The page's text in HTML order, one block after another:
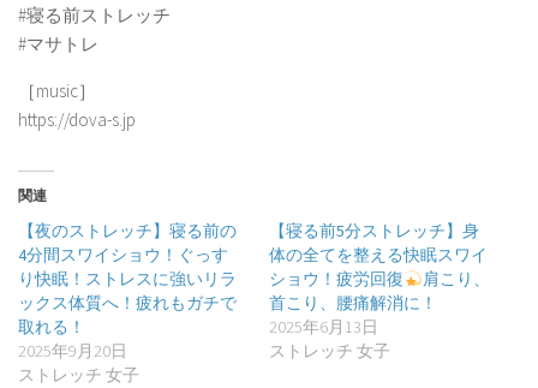
#寝る前ストレッチ
#マサトレ
［music］
https://dova-s.jp
関連
【夜のストレッチ】寝る前の
4分間スワイショウ！ぐっす
り快眠！ストレスに強いリラ
ックス体質へ！疲れもガチで
取れる！
2025年9月20日
ストレッチ 女子
【寝る前5分ストレッチ】身
体の全てを整える快眠スワイ
ショウ！疲労回復
肩こり、
首こり、腰痛解消に！
2025年6月13日
ストレッチ 女子